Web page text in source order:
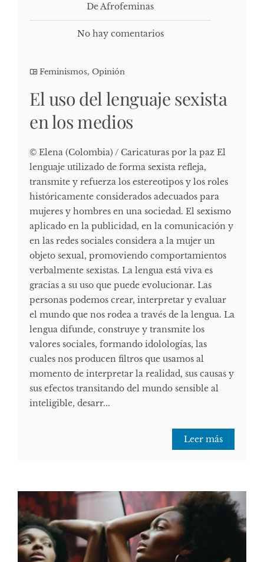
De Afrofeminas
No hay comentarios
Feminismos, Opinión
El uso del lenguaje sexista
en los medios
© Elena (Colombia) / Caricaturas por la paz El
lenguaje utilizado de forma sexista refleja,
transmite y refuerza los estereotipos y los roles
históricamente considerados adecuados para
mujeres y hombres en una sociedad. El sexismo
aplicado en la publicidad, en la comunicación y
en las redes sociales considera a la mujer un
objeto sexual, promoviendo comportamientos
verbalmente sexistas. La lengua está viva es
gracias a su uso que puede evolucionar. Las
personas podemos crear, interpretar y evaluar
el mundo que nos rodea a través de la lengua. La
lengua difunde, construye y transmite los
valores sociales, formando idolologías, las
cuales nos producen filtros que usamos al
momento de interpretar la realidad, sus causas y
sus efectos transitando del mundo sensible al
inteligible, desarr...
Leer más